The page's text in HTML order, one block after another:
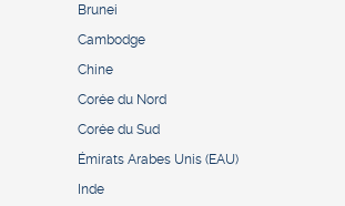
Brunei
Cambodge
Chine
Corée du Nord
Corée du Sud
Émirats Arabes Unis (EAU)
Inde